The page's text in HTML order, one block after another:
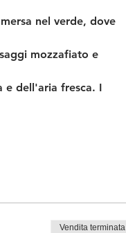
nel verde, dove
mozzafiato e
e dell'aria fresca. I
Vendita terminata